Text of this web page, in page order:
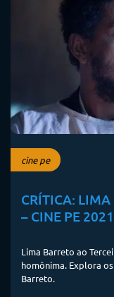
cine pe
CRÍTICA: LIMA
– CINE PE 2021
Lima Barreto ao
homônima. Explora
Barreto.